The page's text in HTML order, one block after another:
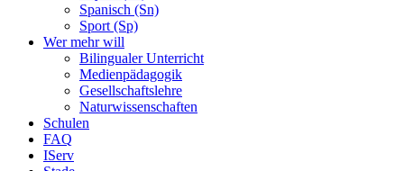
Spanisch (Sn)
Sport (Sp)
Wer mehr will
Bilingualer Unterricht
Medienpädagogik
Gesellschaftslehre
Naturwissenschaften
Schulen
FAQ
IServ